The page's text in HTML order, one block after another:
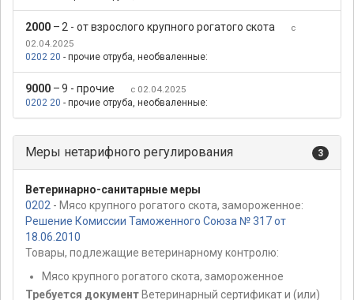
2000 – 2 - от взрослого крупного рогатого скота
с
02.04.2025
0202 20 - прочие отруба, необваленные:
9000 –9 - прочие
с 02.04.2025
0202 20 - прочие отруба, необваленные:
Меры нетарифного регулирования 3
Ветеринарно-санитарные меры
0202 - Мясо крупного рогатого скота, замороженное:
Решение Комиссии Таможенного Союза № 317 от
18.06.2010
Товары, подлежащие ветеринарному контролю:
Мясо крупного рогатого скота, замороженное
Требуется документ Ветеринарный сертификат и (или)